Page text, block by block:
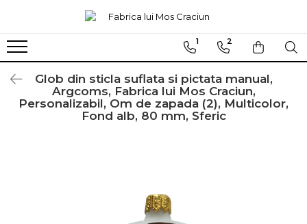
Ø120
Sferice
1 2
Glob din sticla suflata si pictata manual,
Argcoms, Fabrica lui Mos Craciun,
Personalizabil, Om de zapada (2), Multicolor,
Fond alb, 80 mm, Sferic